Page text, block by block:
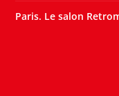
Paris. Le salon